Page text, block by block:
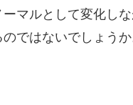
マルとして変化し
ではないでしょうか